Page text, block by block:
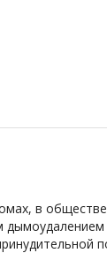
в
дымоудалением